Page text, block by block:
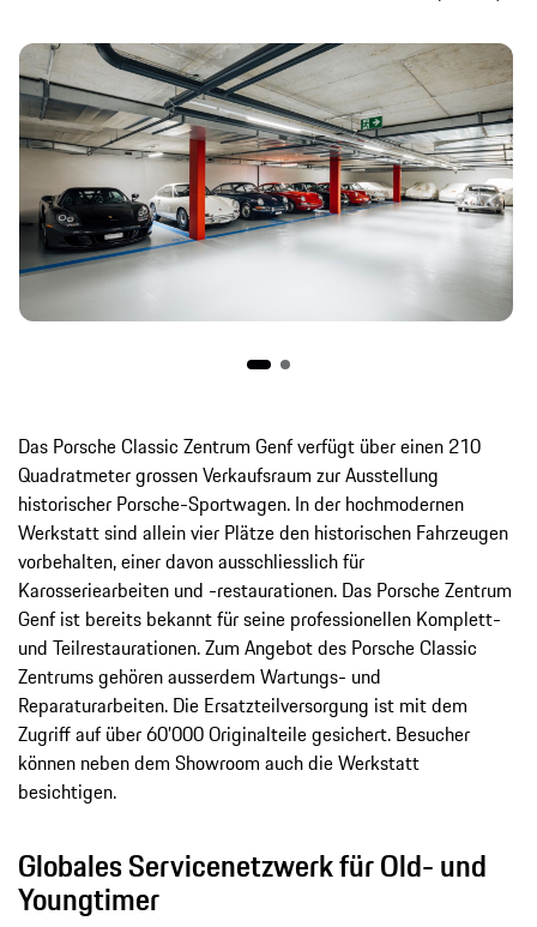
Das Porsche Classic Zentrum Genf verfügt über einen 210
Quadratmeter grossen Verkaufsraum zur Ausstellung
historischer Porsche-Sportwagen. In der hochmodernen
Werkstatt sind allein vier Plätze den historischen Fahrzeugen
vorbehalten, einer davon ausschliesslich für
Karosseriearbeiten und -restaurationen. Das Porsche Zentrum
Genf ist bereits bekannt für seine professionellen Komplett-
und Teilrestaurationen. Zum Angebot des Porsche Classic
Zentrums gehören ausserdem Wartungs- und
Reparaturarbeiten. Die Ersatzteilversorgung ist mit dem
Zugriff auf über 60’000 Originalteile gesichert. Besucher
können neben dem Showroom auch die Werkstatt
besichtigen.
Globales Servicenetzwerk für Old- und
Youngtimer